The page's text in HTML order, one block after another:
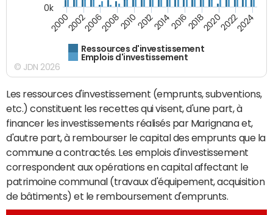
Ressources d'investissement
Emplois d'investissement
200020022006200820102012201420162018202020222024
0k
© JDN 2026
Les ressources d'investissement (emprunts, subventions,
etc.) constituent les recettes qui visent, d'une part, à
financer les investissements réalisés par Marignana et,
d'autre part, à rembourser le capital des emprunts que la
commune a contractés. Les emplois d'investissement
correspondent aux opérations en capital affectant le
patrimoine communal (travaux d'équipement, acquisition
de bâtiments) et le remboursement d'emprunts.